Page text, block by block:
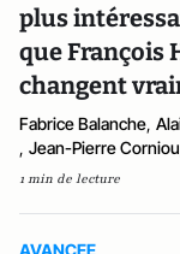
plus
que François
changent
Fabrice Balanche,
, Jean-Pierre Corniou
1 min de lecture
AVANCEE